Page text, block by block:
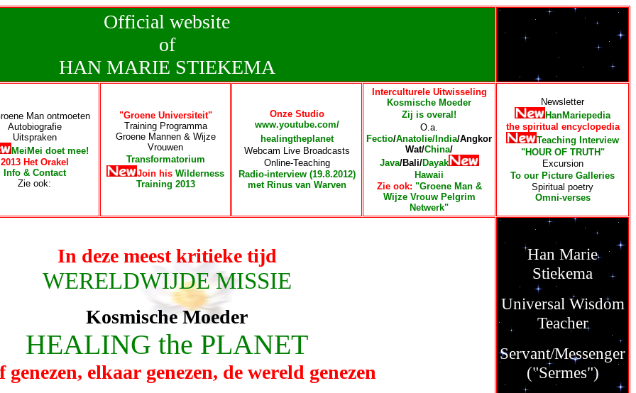
Official website
of
HAN MARIE STIEKEMA
Man ontmoeten
Autobiografie
Uitspraken
MeiMei doet mee!
2013 Het Orakel
Info & Contact
Zie ook:
"Groene Universiteit"
Training Programma
Groene Mannen & Wijze
Vrouwen
Transformatorium
Join his Wilderness
Training 2013
Onze Studio
www.youtube.com/
healingtheplanet
Webcam Live Broadcasts
Online-Teaching
Radio-interview (19.8.2012)
met Rinus van Warven
Interculturele Uitwisseling
Kosmische Moeder
Zij is overal!
O.a.
Fectio/Anatolie/ India/Angkor
Wat/China/
Java/Bali/Dayak
Hawaii
Zie ook: "Groene Man &
Wijze Vrouw Pelgrim
Netwerk"
Newsletter
HanMariepedia
the spiritual encyclopedia
Teaching Interview
"HOUR OF TRUTH"
Excursion
To our Picture Galleries
Spiritual poetry
Omni-verses
In deze meest kritieke tijd
WERELDWIJDE MISSIE
Kosmische Moeder
HEALING the PLANET
genezen, elkaar genezen, de wereld genezen
Han Marie
Stiekema
Universal Wisdom
Teacher
Servant/Messenger
("Sermes")